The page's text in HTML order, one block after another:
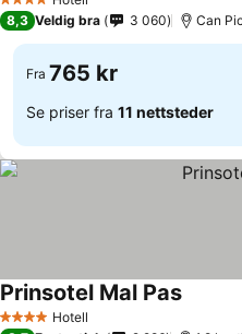
4 Stjerner
8,3 Veldig bra 3 060 Can
Fra 765 kr
Se priser fra 11 nettsteder
4 StjernerHotell
Prinsotel Mal Pas